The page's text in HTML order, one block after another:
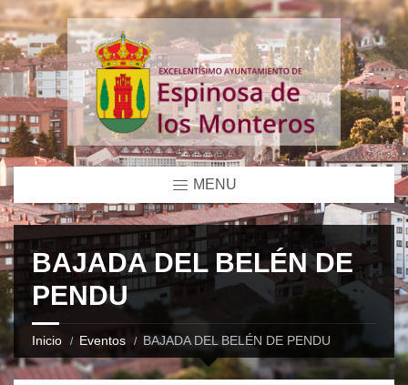
MENU
BAJADA DEL BELÉN DE
PENDU
Inicio Eventos BAJADA DEL BELÉN DE PENDU